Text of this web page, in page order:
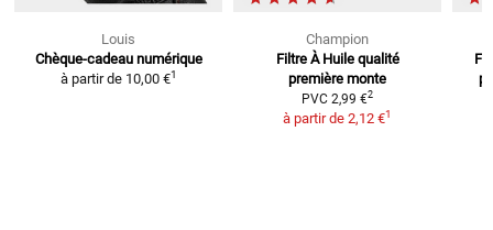
Louis
Chèque-cadeau numérique
à partir de 10,00 €1
Champion
Filtre À Huile qualité
première monte
PVC 2,99 €2
à partir de 2,12 €1